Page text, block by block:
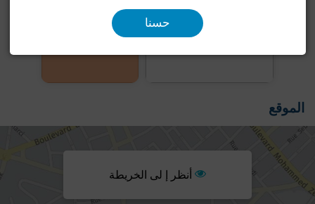
+4 صور
الموقع
أنظر إ لى الخريطة
حسنا